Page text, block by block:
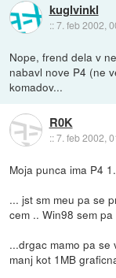
kuglvinkl
::7. feb 2002,
Nope, frend dela v
nabavl nove P4 (ne
komadov...
R0K
::7. feb 2002,
Moja punca ima P4
... jst sm meu pa se
cem .. Win98 sem
...drgac mamo pa se
manj kot 1MB